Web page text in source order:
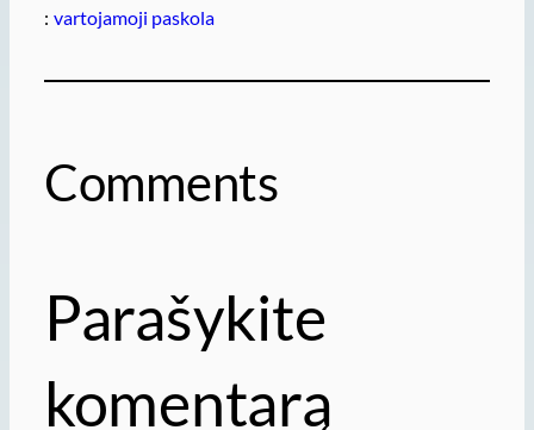
: vartojamoji paskola
Comments
Parašykite
komentarą